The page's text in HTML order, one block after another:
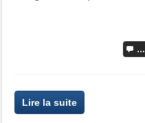
…
Lire la suite